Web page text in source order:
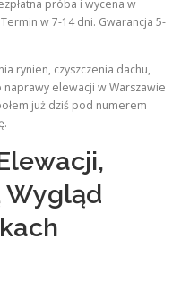
próba i wycena w
w 7-14 dni. Gwarancja 5-
rynien, czyszczenia dachu,
naprawy elewacji w Warszawie
już dziś pod numerem
Wygląd